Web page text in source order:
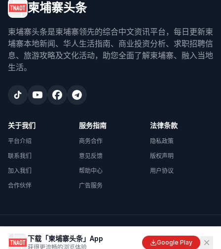
柬埔寨头条
柬埔寨头条是柬埔寨领先的综合中文资讯平台，每日更新柬
埔寨本地新闻、华人生活指南、商业投资分析、求职招聘信
息、旅游攻略及文化活动，助您全面了解柬埔寨、融入当地
生活。
关于我们
平台介绍
联系我们
加入我们
合作伙伴
服务指南
商务合作
意见反馈
帮助中心
广告服务
法律条款
隐私政策
版权声明
用户协议
Made with
in Cambodia
下载「柬埔寨头条」App
获得更流畅的浏览体验
Google Play